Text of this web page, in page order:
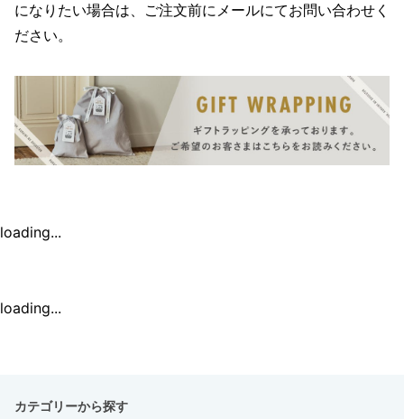
になりたい場合は、ご注文前にメールにてお問い合わせく
ださい。
loading...
loading...
カテゴリーから探す